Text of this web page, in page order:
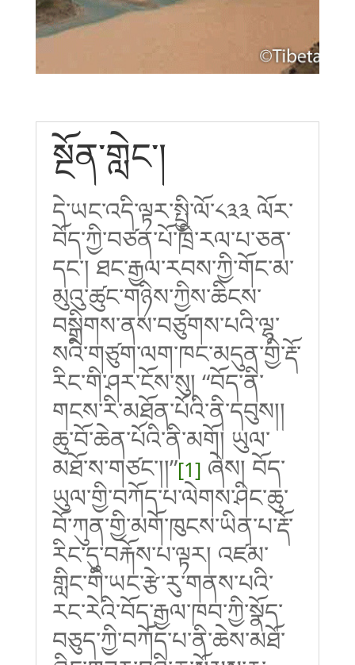
སྔོན་གླེང་།
དེ་ཡང་འདི་ལྟར་སྤྱི་ལོ་༨༣༣ ལོར་
བོད་ཀྱི་བཙན་པོ་ཁྲི་རལ་པ་ཅན་
དང་། ཐང་རྒྱལ་རབས་ཀྱི་གོང་མ་
མུའུ་ཚུང་གཉིས་ཀྱིས་ཆིངས་
བསྒྲིགས་ནས་བཙུགས་པའི་ལྷ་
སའི་གཙུག་ལག་ཁང་མདུན་གྱི་རྡོ་
རིང་གི་ཤར་ངོས་སུ། “བོད་ནི་
གངས་རི་མཐོན་པོའི་ནི་དབུས།།
ཆུ་བོ་ཆེན་པོའི་ནི་མགོ། ཡུལ་
མཐོ་ས་གཙང་།།”[1] ཞེས། བོད་
ཡུལ་གྱི་བཀོད་པ་ལེགས་ཤིང་ཆུ་
བོ་ཀུན་གྱི་མགོ་ཁུངས་ཡིན་པ་རྡོ་
རིང་དུ་བརྐོས་པ་ལྟར། འཛམ་
གླིང་གི་ཡང་རྩེ་རུ་གནས་པའི་
རང་རེའི་བོད་རྒྱལ་ཁབ་ཀྱི་སྣོད་
བཅུད་ཀྱི་བཀོད་པ་ནི་ཆེས་མཐོ་